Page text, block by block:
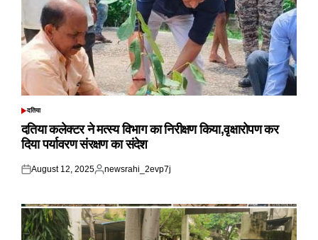
POSTED
दतिया
दतिया कलेक्टर ने मत्स्य विभाग का निरीक्षण किया,वृक्षारोपण कर
दिया पर्यावरण संरक्षण का संदेश
Posted
August 12, 2025
Posted
newsrahi_2evp7j